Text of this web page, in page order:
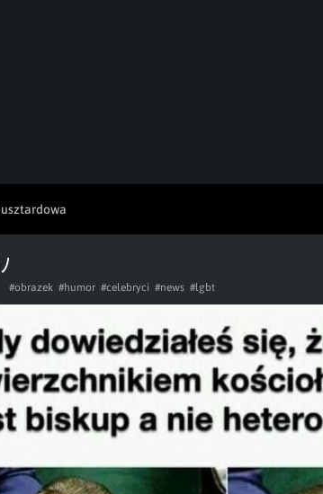
#obrazek #humor #celebryci #news #lgbt